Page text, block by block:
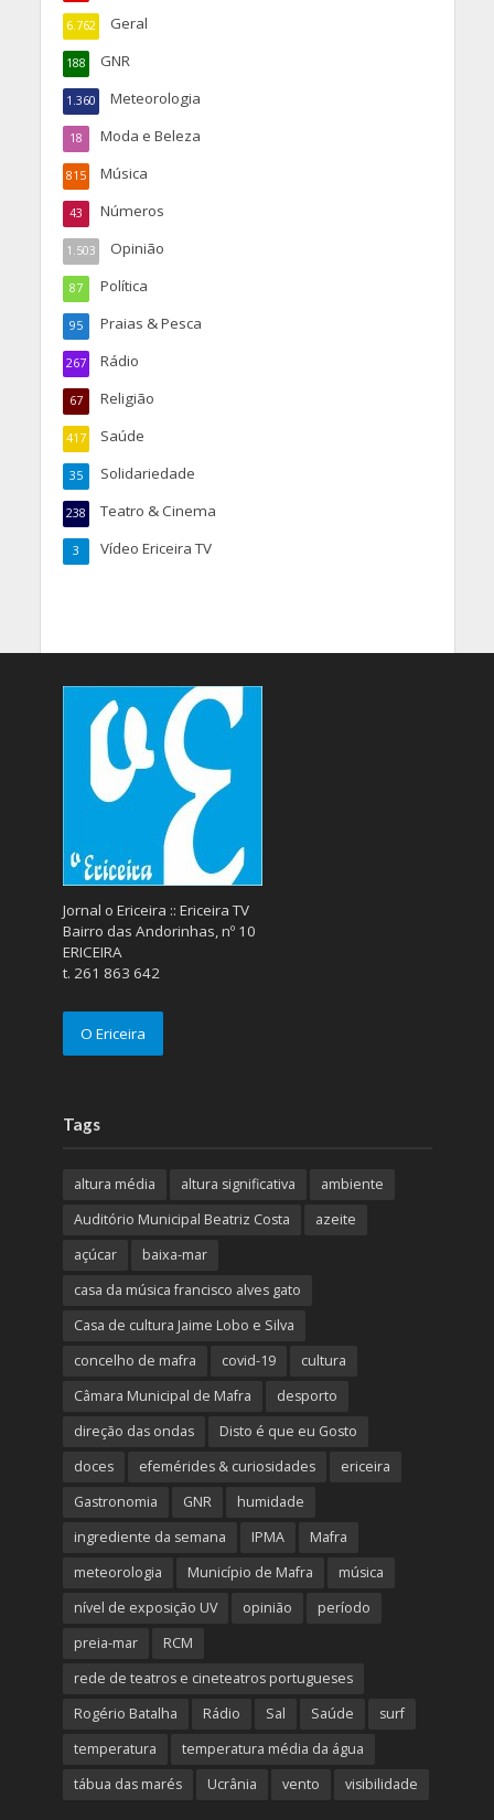
Geral
6.762
GNR
188
Meteorologia
1.360
Moda e Beleza
18
Música
815
Números
43
Opinião
1.503
Política
87
Praias & Pesca
95
Rádio
267
Religião
67
Saúde
417
Solidariedade
35
Teatro & Cinema
238
Vídeo Ericeira TV
3
Jornal o Ericeira :: Ericeira TV
Bairro das Andorinhas, nº 10
ERICEIRA
t. 261 863 642
O Ericeira
Tags
altura média altura significativa
ambiente
Auditório Municipal Beatriz Costa
azeite
açúcar
baixa-mar
casa da música francisco alves gato
Casa de cultura Jaime Lobo e Silva
concelho de mafra
covid-19
cultura
Câmara Municipal de Mafra
desporto
direção das ondas
Disto é que eu Gosto
doces
efemérides & curiosidades
ericeira
Gastronomia
GNR
humidade
ingrediente da semana
IPMA
Mafra
meteorologia
Município de Mafra
música
nível de exposição UV
opinião
período
preia-mar
RCM
rede de teatros e cineteatros portugueses
Rogério Batalha
Rádio Sal Saúde
surf
temperatura
temperatura média da água
tábua das marés
Ucrânia vento visibilidade